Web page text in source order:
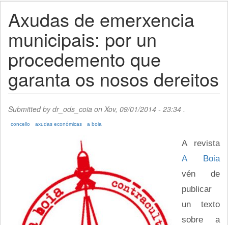
Axudas de emerxencia
municipais: por un
procedemento que
garanta os nosos dereitos
Submitted bydr_ods_coia on Xov, 09/01/2014 - 23:34 .
concello axudas económicas a boia
A revista
A Boia
vén de
publicar
un texto
sobre a